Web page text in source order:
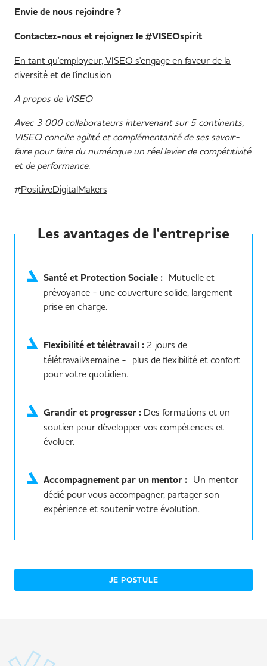
Envie de nous rejoindre ?
Contactez-nous et rejoignez le #VISEOspirit
En tant qu'employeur, VISEO s'engage en faveur de la
diversité et de l'inclusion
A propos de VISEO
Avec 3 000 collaborateurs intervenant sur 5 continents,
VISEO concilie agilité et complémentarité de ses savoir-
faire pour faire du numérique un réel levier de compétitivité
et de performance.
#PositiveDigitalMakers
Les avantages de l'entreprise
Santé et Protection Sociale : Mutuelle et
prévoyance - une couverture solide, largement
prise en charge.
Flexibilité et télétravail : 2 jours de
télétravail/semaine - plus de flexibilité et confort
pour votre quotidien.
Grandir et progresser : Des formations et un
soutien pour développer vos compétences et
évoluer.
Accompagnement par un mentor : Un mentor
dédié pour vous accompagner, partager son
expérience et soutenir votre évolution.
JE POSTULE